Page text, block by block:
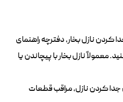
کردن نازل بخار، دفترچه راهنمای
معمولاً نازل بخار با پیچاندن یا
کردن نازل، مراقب قطعات